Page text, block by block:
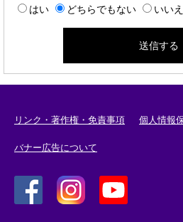
はい
どちらでもない いいえ
リンク・著作権・免責事項 個人情報
バナー広告について